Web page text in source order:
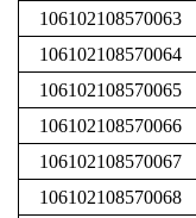
106102108570063
106102108570064
106102108570065
106102108570066
106102108570067
106102108570068